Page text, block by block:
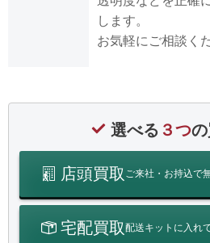
します。
お気軽にご相談く
選べる ３つ
店頭買取 ご来社・お持込で
宅配買取配送キットに入れ